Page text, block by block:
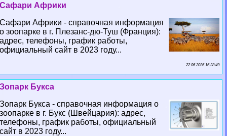
Сафари Африки
Сафари Африки - справочная информация
о зоопарке в г. Плезанс-дю-Туш (Франция):
адрес, телефоны, график работы,
официальный сайт в 2023 году...
22 06 2026 16:28:49
Зопарк Букса
Зопарк Букса - справочная информация о
зоопарке в г. Букс (Швейцария): адрес,
телефоны, график работы, официальный
сайт в 2023 году...